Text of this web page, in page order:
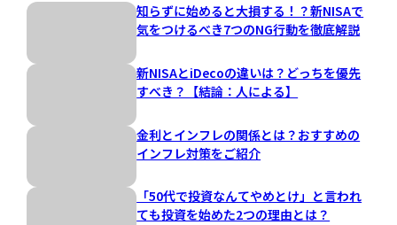
知らずに始めると大損する！？新NISAで
気をつけるべき7つのNG行動を徹底解説
新NISAとiDecoの違いは？どっちを優先
すべき？【結論：人による】
金利とインフレの関係とは？おすすめの
インフレ対策をご紹介
「50代で投資なんてやめとけ」と言われ
ても投資を始めた2つの理由とは？